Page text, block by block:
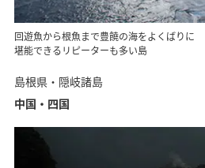
回遊魚から根魚まで豊饒の海をよくばりに
堪能できるリピーターも多い島
島根県・隠岐諸島
中国・四国